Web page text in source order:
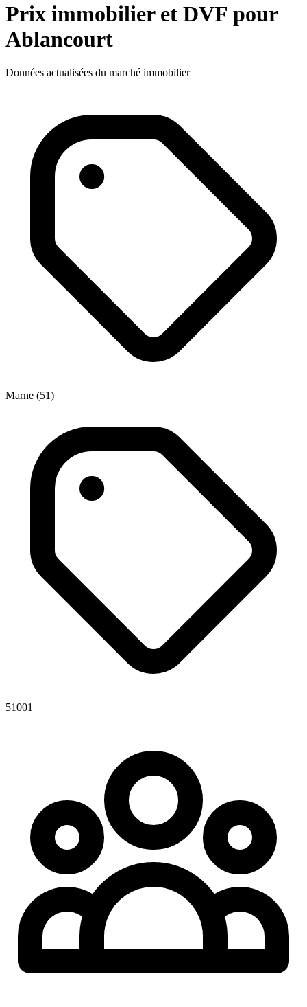
Prix immobilier et DVF pour
Ablancourt
Données actualisées du marché immobilier
Marne (51)
51001